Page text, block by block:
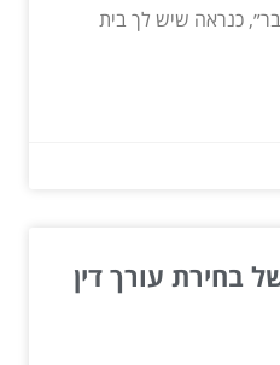
כנראה שיש לך בית
בחירת עורך דין